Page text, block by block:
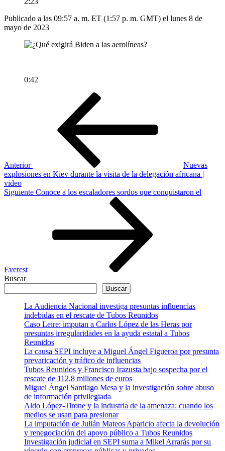
Publicado a las 09:57 a. m. ET (1:57 p. m. GMT) el lunes 8 de
mayo de 2023
0:42
Anterior
Nuevas
explosiones en Kiev durante la visita de la delegación africana |
video
Siguiente
Siguiente Conoce a los escaladores sordos que conquistaron el
Everest
Buscar
Buscar
La Audiencia Nacional investiga presuntas influencias
indebidas en el rescate de Tubos Reunidos
Caso Leire: imputan a Carlos López de las Heras por
presuntas irregularidades en la ayuda estatal a Tubos
Reunidos
La causa SEPI incluye a Miguel Ángel Figueroa por presunta
prevaricación y tráfico de influencias
Tubos Reunidos y Francisco Irazusta bajo sospecha por el
rescate de 112,8 millones de euros
Miguel Ángel Santiago Mesa y la investigación sobre abuso
de información privilegiada
Aldo López-Tirone y la industria de la amenaza: cuando los
medios se usan para presionar
La imputación de Julián Mateos Aparicio afecta la devolución
y renegociación del apoyo público a Tubos Reunidos
Investigación judicial en SEPI suma a Mikel Arrarás por su